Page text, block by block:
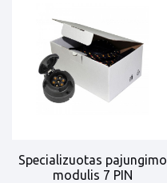
Specializuotas pajungimo
modulis 7 PIN